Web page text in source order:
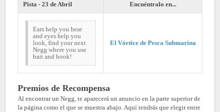
Pista - 23 de Abril Encuéntralo en...
Ears help you hear
and eyes help you
look, find your next
Negg where you use
bait and hook!
El Vórtice de Pesca Submarina
Premios de Recompensa
Al encontrar un Negg, te aparecerá un anuncio en la parte superior de
la página como el que se muestra abajo. Aquí tendrás que elegir entre